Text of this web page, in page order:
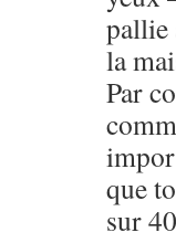
pallie
la
Par
que
sur